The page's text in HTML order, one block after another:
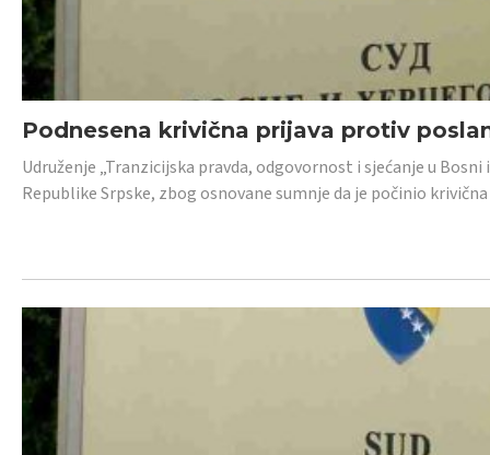
Podnesena krivična prijava protiv
Udruženje „Tranzicijska pravda, odgovornost i sjećanje u
Republike Srpske, zbog osnovane sumnje da je počinio